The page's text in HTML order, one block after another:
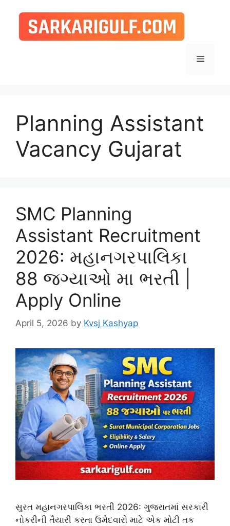
content
Menu
Planning Assistant
Vacancy Gujarat
SMC Planning
Assistant Recruitment
2026: મહાનગરપાલિકા
88 જગ્યાઓ મા ભરતી |
Apply Online
April 5, 2026 by Kvsj Kashyap
સુરત મહાનગરપાલિકા ભરતી 2026: ગુજરાતમાં સરકારી
નોકરીની તૈયારી કરતા ઉમેદવારો માટે એક મોટી તક